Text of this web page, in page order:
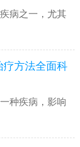
病之一，尤其
疗方法全面科
种疾病，影响